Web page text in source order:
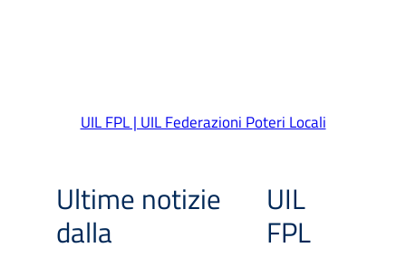
UIL FPL | UIL Federazioni Poteri Locali
Ultime notizie
dalla
UIL
FPL